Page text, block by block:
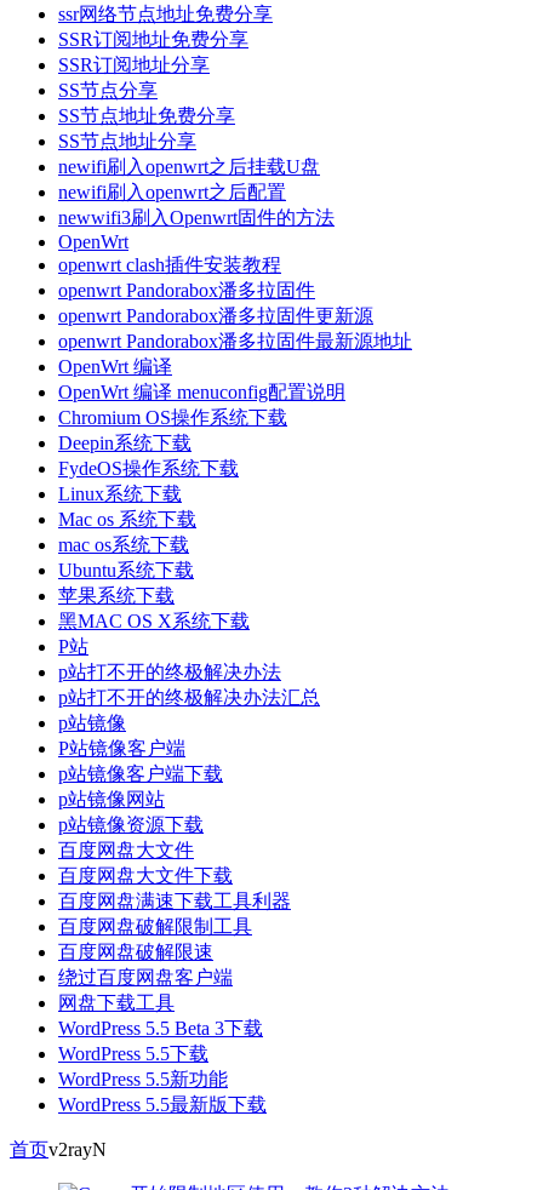
ssr网络节点地址免费分享
SSR订阅地址免费分享
SSR订阅地址分享
SS节点分享
SS节点地址免费分享
SS节点地址分享
newifi刷入openwrt之后挂载U盘
newifi刷入openwrt之后配置
newwifi3刷入Openwrt固件的方法
OpenWrt
openwrt clash插件安装教程
openwrt Pandorabox潘多拉固件
openwrt Pandorabox潘多拉固件更新源
openwrt Pandorabox潘多拉固件最新源地址
OpenWrt 编译
OpenWrt 编译 menuconfig配置说明
Chromium OS操作系统下载
Deepin系统下载
FydeOS操作系统下载
Linux系统下载
Mac os 系统下载
mac os系统下载
Ubuntu系统下载
苹果系统下载
黑MAC OS X系统下载
P站
p站打不开的终极解决办法
p站打不开的终极解决办法汇总
p站镜像
P站镜像客户端
p站镜像客户端下载
p站镜像网站
p站镜像资源下载
百度网盘大文件
百度网盘大文件下载
百度网盘满速下载工具利器
百度网盘破解限制工具
百度网盘破解限速
绕过百度网盘客户端
网盘下载工具
WordPress 5.5 Beta 3下载
WordPress 5.5下载
WordPress 5.5新功能
WordPress 5.5最新版下载
首页v2rayN